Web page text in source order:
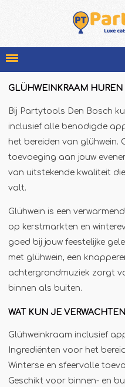
Chocolademelkkraam
Espressobar
Hotdogkraam
IJscokar
Jägermeister-tap
Partytrailer
Poffertjes
Popcornmachine
GLÜHWEINKRAAM
Bij Partytools Den Bosch
inclusief alle benodigde
het bereiden van glühwein.
toevoeging aan jouw
van uitstekende kwaliteit
valt.
Glühwein is een
op kerstmarkten en
goed bij jouw feestelijke
met glühwein, een
achtergrondmuziek zorgt
binnen als buiten.
WAT KUN JE VERWACHTEN
Glühweinkraam inclusief
Ingrediënten voor het
Winterse en sfeervolle
Geschikt voor binnen- en